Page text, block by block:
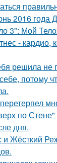
2016 года
3": Мой
- кардио,
решила не
потому
по Стене"
дня.
и Жёсткий